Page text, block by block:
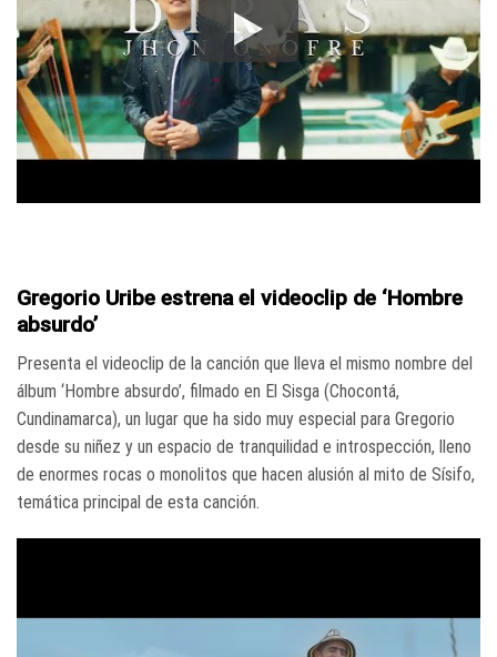
Gregorio Uribe estrena el videoclip de ‘Hombre
absurdo’
Presenta el videoclip de la canción que lleva el mismo nombre del
álbum ‘Hombre absurdo’, filmado en El Sisga (Chocontá,
Cundinamarca), un lugar que ha sido muy especial para Gregorio
desde su niñez y un espacio de tranquilidad e introspección, lleno
de enormes rocas o monolitos que hacen alusión al mito de Sísifo,
temática principal de esta canción.